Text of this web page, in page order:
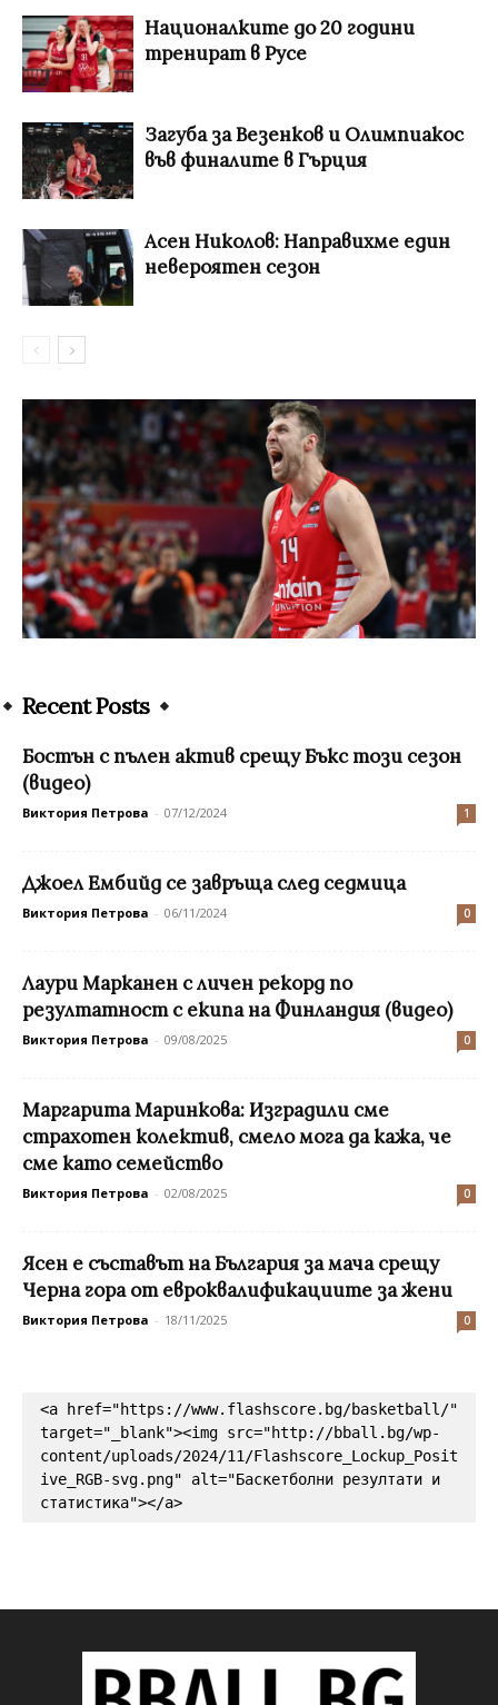
Националките до 20 години
тренират в Русе
Загуба за Везенков и Олимпиакос
във финалите в Гърция
Асен Николов: Направихме един
невероятен сезон
Recent Posts
Бостън с пълен актив срещу Бъкс този сезон
(видео)
Виктория Петрова - 07/12/2024 1
Джоел Ембийд се завръща след седмица
Виктория Петрова - 06/11/2024 0
Лаури Марканен с личен рекорд по
резултатност с екипа на Финландия (видео)
Виктория Петрова - 09/08/2025 0
Маргарита Маринкова: Изградили сме
страхотен колектив, смело мога да кажa, че
сме като семейство
Виктория Петрова - 02/08/2025 0
Ясен е съставът на България за мача срещу
Черна гора от евроквалификациите за жени
Виктория Петрова - 18/11/2025 0
<a href="https://www.flashscore.bg/basketball/"
target="_blank"><img src="http://bball.bg/wp-
content/uploads/2024/11/Flashscore_Lockup_Posit
ive_RGB-svg.png" alt="Баскетболни резултати и
статистика"></a>